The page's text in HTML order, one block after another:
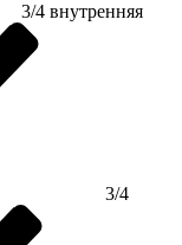
3/4 внутренняя
3/4